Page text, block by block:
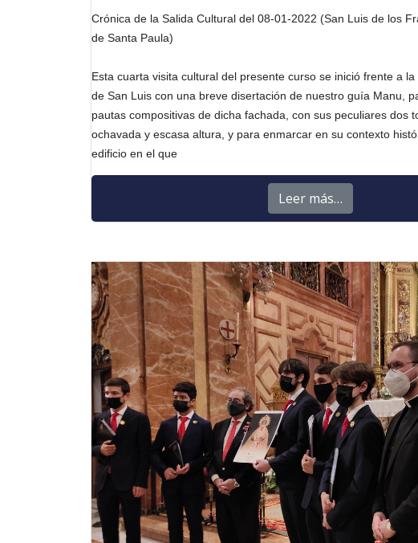
Crónica de la Salida Cultural del 08-01-2022 (San Luis de los
de Santa Paula)
Esta cuarta visita cultural del presente curso se inició frente a
de San Luis con una breve disertación de nuestro guía Manu,
pautas compositivas de dicha fachada, con sus peculiares dos
ochavada y escasa altura, y para enmarcar en su contexto
edificio en el que
Leer más…